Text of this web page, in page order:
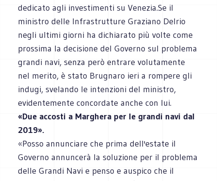
dedicato agli investimenti su Venezia.Se il
ministro delle Infrastrutture Graziano Delrio
negli ultimi giorni ha dichiarato più volte come
prossima la decisione del Governo sul problema
grandi navi, senza però entrare volutamente
nel merito, è stato Brugnaro ieri a rompere gli
indugi, svelando le intenzioni del ministro,
evidentemente concordate anche con lui.
«Due accosti a Marghera per le grandi navi dal
2019».
«Posso annunciare che prima dell'estate il
Governo annuncerà la soluzione per il problema
delle Grandi Navi e penso e auspico che il